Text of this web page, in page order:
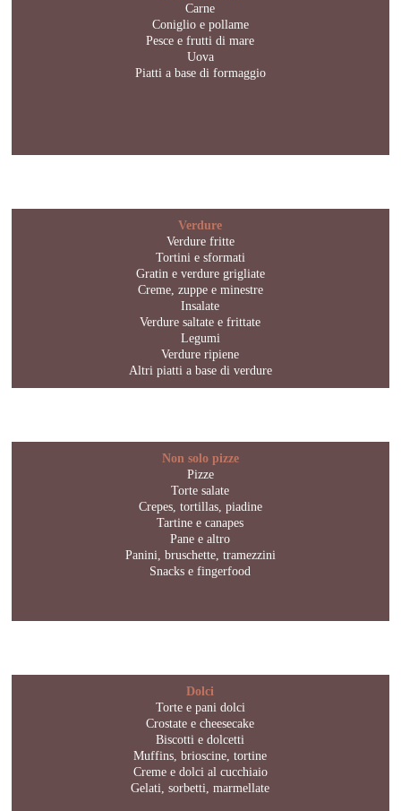
Carne
Coniglio e pollame
Pesce e frutti di mare
Uova
Piatti a base di formaggio
Verdure
Verdure fritte
Tortini e sformati
Gratin e verdure grigliate
Creme, zuppe e minestre
Insalate
Verdure saltate e frittate
Legumi
Verdure ripiene
Altri piatti a base di verdure
Non solo pizze
Pizze
Torte salate
Crepes, tortillas, piadine
Tartine e canapes
Pane e altro
Panini, bruschette, tramezzini
Snacks e fingerfood
Dolci
Torte e pani dolci
Crostate e cheesecake
Biscotti e dolcetti
Muffins, brioscine, tortine
Creme e dolci al cucchiaio
Gelati, sorbetti, marmellate